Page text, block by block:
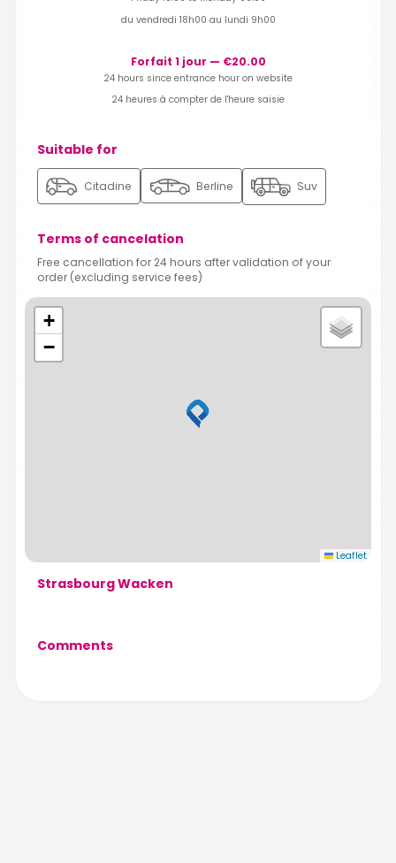
du vendredi 18h00 au lundi 9h00
Forfait 1 jour — €20.00
24 hours since entrance hour on website
24 heures à compter de l'heure saisie
Suitable for
Citadine Berline Suv
Terms of cancelation
Free cancellation for 24 hours after validation of your
order (excluding service fees)
+
−
Leaflet
Strasbourg Wacken
Comments